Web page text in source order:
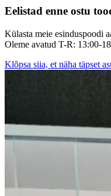
Eelistad enne ostu
Külasta meie esinduspoodi
Oleme avatud T-R: 13:00-
Klõpsa siia, et näha täpset